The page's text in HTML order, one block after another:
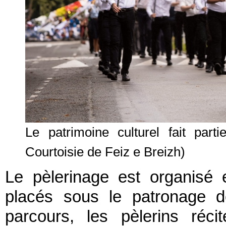
Le patrimoine culturel fait
Courtoisie de Feiz e Breizh)
Le pèlerinage est organisé
placés sous le patronage
parcours, les pèlerins